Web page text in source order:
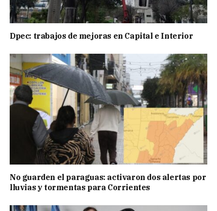
Dpec: trabajos de mejoras en Capital e Interior
No guarden el paraguas: activaron dos alertas por
lluvias y tormentas para Corrientes